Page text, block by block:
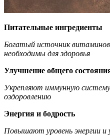
Питательные ингредиенты
Богатый источник
необходимы для здоровья
Улучшение общего
Укрепляют иммунную
оздоровлению
Энергия и бодрость
Повышают уровень энергии